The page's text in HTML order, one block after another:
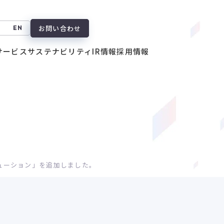
EN お問い合わせ
ービスサステナビリティ IR情報採用情報
ション」を追加しました。